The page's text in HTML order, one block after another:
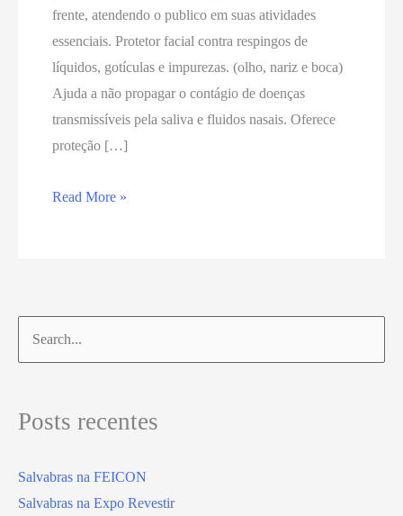
frente, atendendo o publico em suas atividades
essenciais. Protetor facial contra respingos de
líquidos, gotículas e impurezas. (olho, nariz e boca)
Ajuda a não propagar o contágio de doenças
transmissíveis pela saliva e fluidos nasais. Oferece
proteção […]
Read More »
Posts recentes
Salvabras na FEICON
Salvabras na Expo Revestir